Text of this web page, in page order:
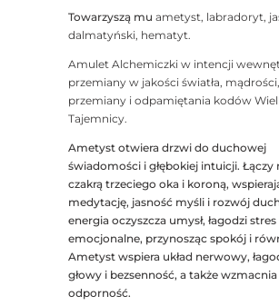
Towarzyszą mu ametyst, labradoryt,
dalmatyński, hematyt.
Amulet Alchemiczki w intencji
przemiany w jakości światła, mądrości,
przemiany i odpamiętania kodów
Tajemnicy.
Ametyst otwiera drzwi do duchowej
świadomości i głębokiej intuicji. Łączy
czakrą trzeciego oka i koroną,
medytację, jasność myśli i rozwój
energia oczyszcza umysł, łagodzi
emocjonalne, przynosząc spokój i
Ametyst wspiera układ nerwowy,
głowy i bezsenność, a także wzmacnia
odporność.